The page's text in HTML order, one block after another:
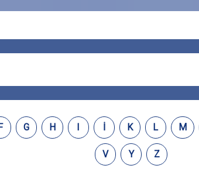
G H I İ K L M
V Y Z